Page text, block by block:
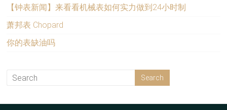
【钟表新闻】来看看机械表如何实力做到24小时制
萧邦表 Chopard
你的表缺油吗